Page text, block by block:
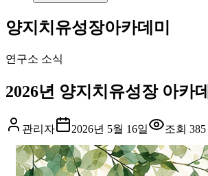
양지치유성장아카데미
연구소 소식
2026년 양지치유성장 아카
관리자 2026년 5월 16일 조회 385